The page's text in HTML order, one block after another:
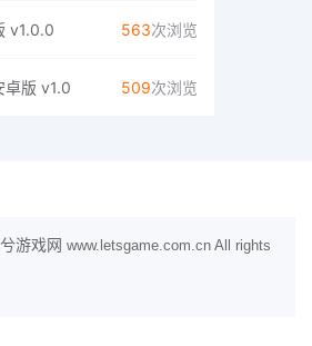
v1.0.0 563次浏览
卓版 v1.0 509次浏览
游戏网 www.letsgame.com.cn All rights